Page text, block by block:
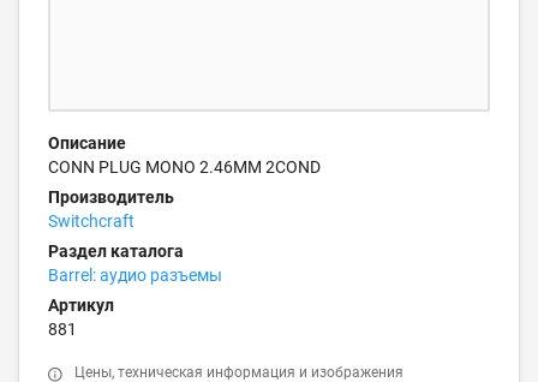
Описание
CONN PLUG MONO 2.46MM 2COND
Производитель
Switchcraft
Раздел каталога
Barrel: аудио разъемы
Артикул
881
Цены, техническая информация и изображения